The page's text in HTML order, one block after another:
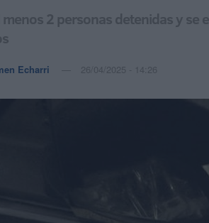
menos 2 personas detenidas y
Echarri 26/04/2025 - 14:26